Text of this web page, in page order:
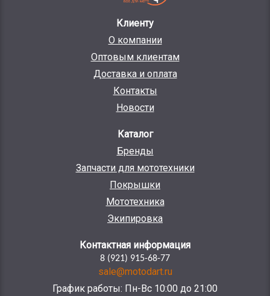
Клиенту
О компании
Оптовым клиентам
Доставка и оплата
Контакты
Новости
Каталог
Бренды
Запчасти для мототехники
Покрышки
Мототехника
Экипировка
Контактная информация
8 (921) 915-68-77
sale@motodart.ru
График работы: Пн-Вс 10:00 до 21:00